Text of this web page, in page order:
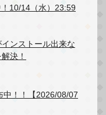
10/14（水）23:59
ンストール出来な
決！
中！！【2026/08/07